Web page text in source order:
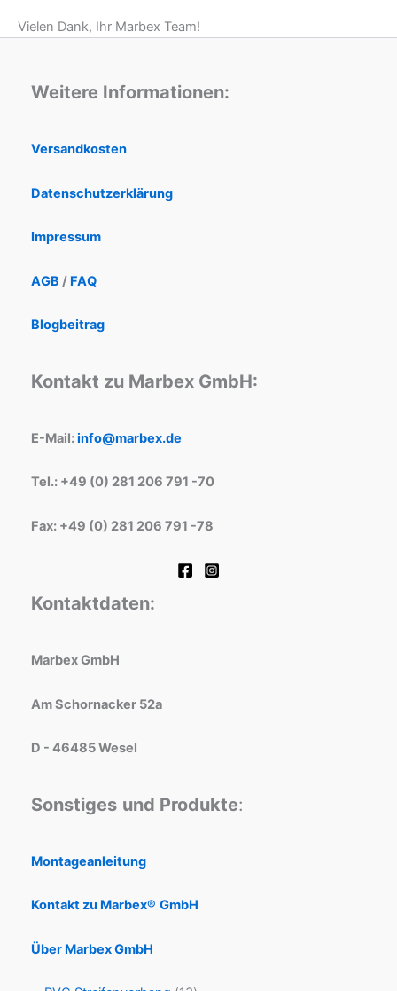
Vielen Dank, Ihr Marbex Team!
Weitere Informationen:
Versandkosten
Datenschutzerklärung
Impressum
AGB / FAQ
Blogbeitrag
Kontakt zu Marbex GmbH:
E-Mail:info@marbex.de
Tel.: +49 (0) 281 206 791 -70
Fax: +49 (0) 281 206 791 -78
Kontaktdaten:
Marbex GmbH
Am Schornacker 52a
D - 46485 Wesel
Sonstiges und Produkte:
Montageanleitung
Kontakt zu Marbex® GmbH
Über Marbex GmbH